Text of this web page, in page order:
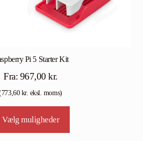
Pi 5 Starter Kit
Fra: 967,00kr.
773,60kr. eksl. moms)
Vælg muligheder